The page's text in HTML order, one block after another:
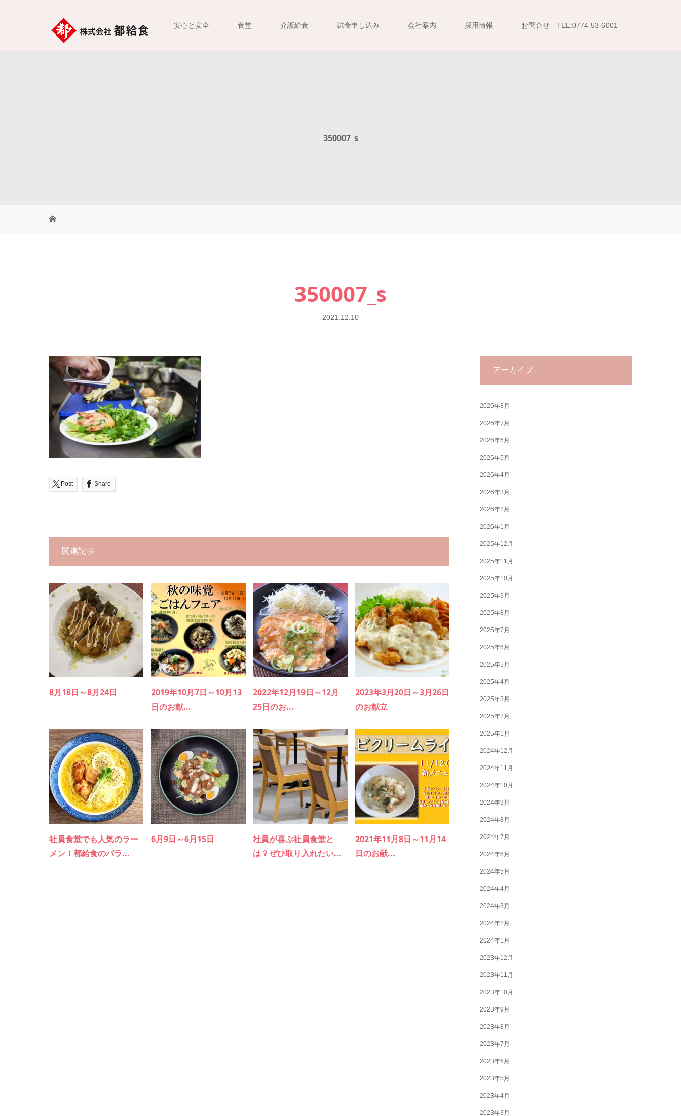
安心と安全 食堂 介護給食 試食申し込み 会社案内 採用情報 お問合せ TEL:0774-53-6001
350007_s
350007_s
2021.12.10
Post Share
関連記事
8月18日～8月24日
2019年10月7日～10月13
日のお献...
2022年12月19日～12月
25日のお...
2023年3月20日～3月26日
のお献立
社員食堂でも人気のラー
メン！都給食のバラ...
6月9日～6月15日
社員が喜ぶ社員食堂と
は？ぜひ取り入れたい...
2021年11月8日～11月14
日のお献...
アーカイブ
2026年8月
2026年7月
2026年6月
2026年5月
2026年4月
2026年3月
2026年2月
2026年1月
2025年12月
2025年11月
2025年10月
2025年9月
2025年8月
2025年7月
2025年6月
2025年5月
2025年4月
2025年3月
2025年2月
2025年1月
2024年12月
2024年11月
2024年10月
2024年9月
2024年8月
2024年7月
2024年6月
2024年5月
2024年4月
2024年3月
2024年2月
2024年1月
2023年12月
2023年11月
2023年10月
2023年9月
2023年8月
2023年7月
2023年6月
2023年5月
2023年4月
2023年3月